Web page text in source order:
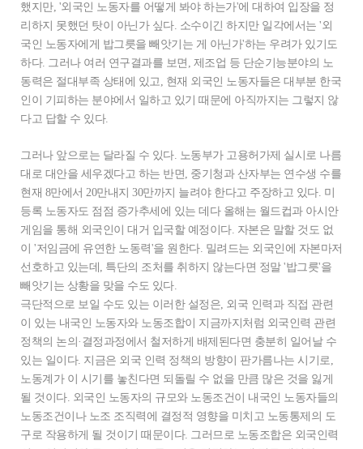
했지만, '외국인 노동자를 어떻게 봐야 하는가'에 대하여 입장을 정
리하지 못했던 탓이 아닌가 싶다. 소수이긴 하지만 일각에서는 '외
국인 노동자에게 밥그릇을 빼앗기는 게 아닌가'하는 우려가 있기도
하다. 그러나 여러 연구결과를 보면, 제조업 등 단순기능분야의 노
동력은 절대부족 상태에 있고, 현재 외국인 노동자들은 대부분 한국
인이 기피하는 분야에서 일하고 있기 때문에 아직까지는 그렇지 않
다고 답할 수 있다.
그러나 앞으로는 달라질 수 있다. 노동부가 고용허가제 실시로 나름
대로 대안을 세우겠다고 하는 반면, 중기청과 산자부는 연수생 수를
현재 8만에서 20만내지 30만까지 늘려야 한다고 주장하고 있다. 미
등록 노동자도 점점 증가추세에 있는 데다 올해는 월드컵과 아시안
게임을 통해 외국인이 대거 입국할 예정이다. 자본은 말할 것도 없
이 '저임금에 유연한 노동력'을 원한다. 밀려드는 외국인에 자본마저
선호하고 있는데, 특단의 조처를 취하지 않는다면 정말 '밥그릇'을
빼앗기는 상황을 맞을 수도 있다.
극단적으로 보일 수도 있는 이러한 설정은, 외국 인력과 직접 관련
이 있는 내국인 노동자와 노동조합이 지금까지처럼 외국인력 관련
정책의 논의·결정과정에서 철저하게 배제된다면 충분히 일어날 수
있는 일이다. 지금은 외국 인력 정책의 방향이 판가름나는 시기로,
노동계가 이 시기를 놓친다면 되돌릴 수 없을 만큼 많은 것을 잃게
될 것이다. 외국인 노동자의 규모와 노동조건이 내국인 노동자들의
노동조건이나 노조 조직력에 결정적 영향을 미치고 노동통제의 도
구로 작용하게 될 것이기 때문이다. 그러므로 노동조합은 외국인력